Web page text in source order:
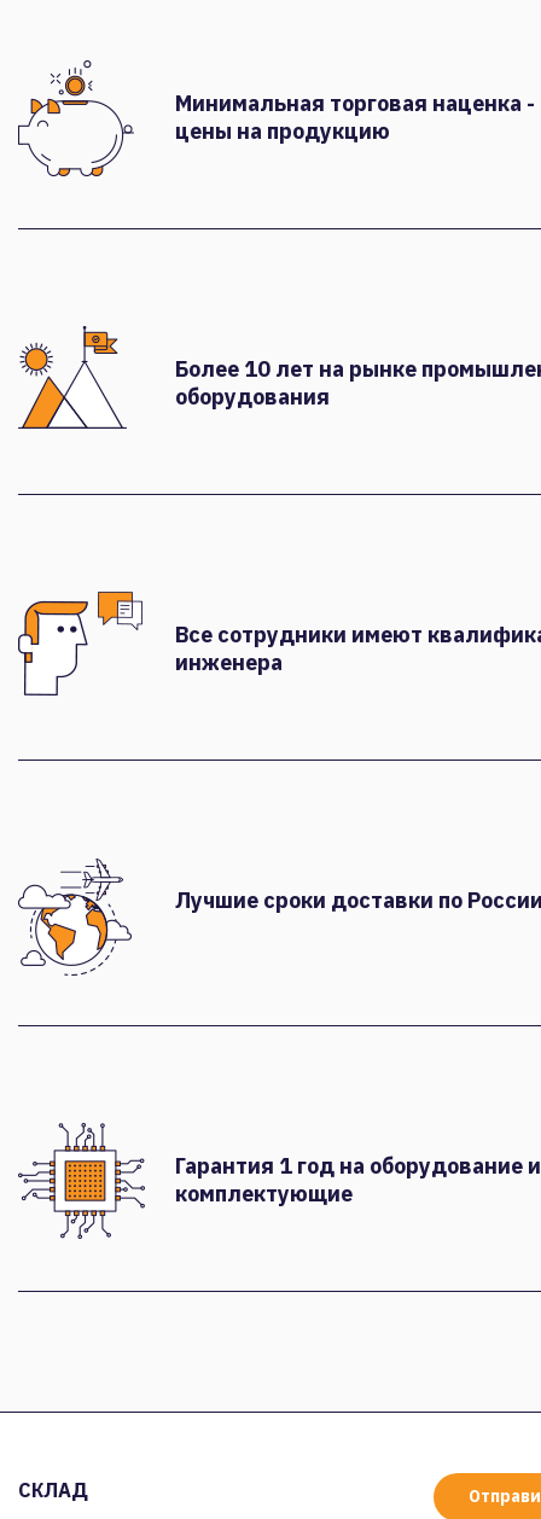
Минимальная торговая наценка
цены на продукцию
Более 10 лет на рынке
оборудования
Все сотрудники имеют
инженера
Лучшие сроки доставки по
Гарантия 1 год на оборудование и
комплектующие
СКЛАД